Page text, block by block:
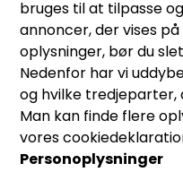
bruges til at tilpasse
annoncer, der vises
oplysninger, bør du
Nedenfor har vi
og hvilke tredjeparter,
Man kan finde flere
vores
Personoplysninger